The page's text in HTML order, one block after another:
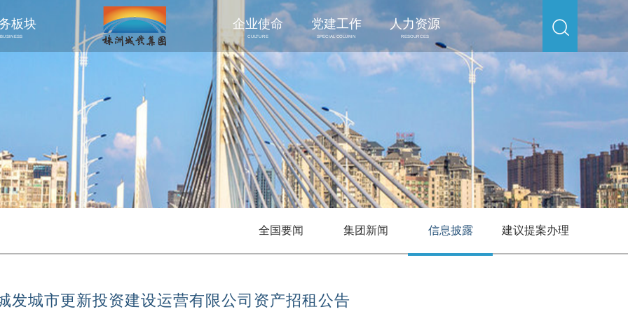
板块
BUSINESS
企业使命
CULTURE
党建工作
SPECIAL COLUMN
人力资源
RESOURCES
全国要闻 集团新闻 信息披露 建议提案办理
发城市更新投资建设运营有限公司资产招租公告